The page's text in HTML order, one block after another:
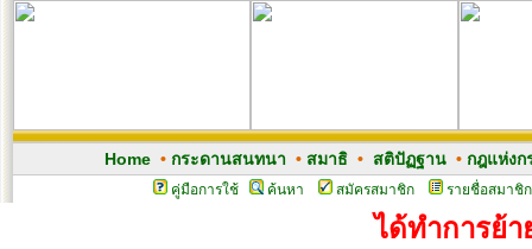
Home• กระดานสนทนา • สมาธิ• สติปัฏฐาน• กฎแห่งก
คู่มือการใช้ ค้นหา สมัครสมาชิก รายชื่อสมาชิก
ได้ทำการย้